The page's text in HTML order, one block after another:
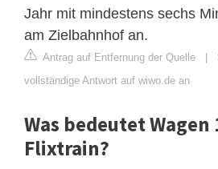
Jahr mit mindestens sechs
am Zielbahnhof an.
Antrag auf Entfernung der Quelle |
vollständige Antwort auf wiwo.de an
Was bedeutet Wagen
Flixtrain?